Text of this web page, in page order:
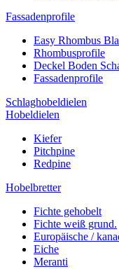
Fassadenprofile
Easy Rhombus
Rhombusprofile
Deckel Boden
Fassadenprofile
Schlaghobeldielen
Hobeldielen
Kiefer
Pitchpine
Redpine
Hobelbretter
Fichte gehobelt
Fichte weiß grund.
Europäische /
Eiche
Meranti